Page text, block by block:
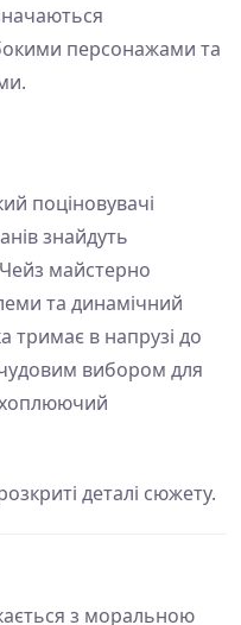
персонажами та
поціновувачі
знайдуть
майстерно
та динамічний
тримає в напрузі до
вибором для
деталі сюжету.
з моральною